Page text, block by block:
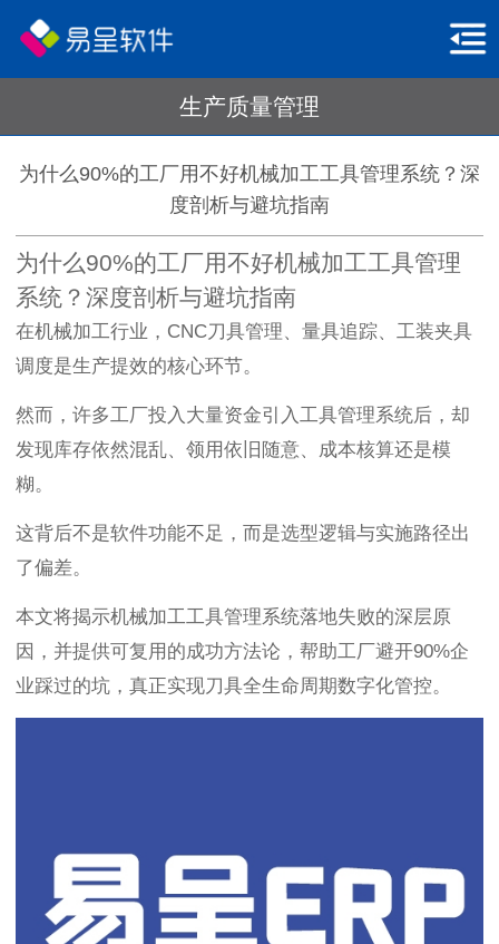
生产质量管理
为什么90%的工厂用不好机械加工工具管理系统？深
度剖析与避坑指南
为什么90%的工厂用不好机械加工工具管理
系统？深度剖析与避坑指南
在机械加工行业，CNC刀具管理、量具追踪、工装夹具
调度是生产提效的核心环节。
然而，许多工厂投入大量资金引入工具管理系统后，却
发现库存依然混乱、领用依旧随意、成本核算还是模
糊。
这背后不是软件功能不足，而是选型逻辑与实施路径出
了偏差。
本文将揭示机械加工工具管理系统落地失败的深层原
因，并提供可复用的成功方法论，帮助工厂避开90%企
业踩过的坑，真正实现刀具全生命周期数字化管控。